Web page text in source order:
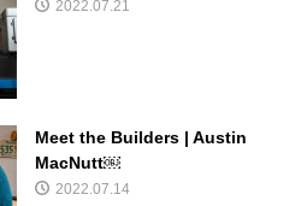
2022.07.21
Meet the Builders | Austin
MacNutt￼
2022.07.14